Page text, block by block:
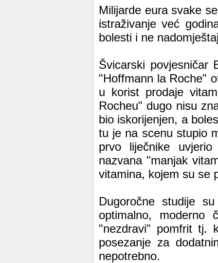
Milijarde eura svake
istraživanje već
bolesti i ne
Švicarski povjesničar
"Hoffmann la Roche"
u korist prodaje
Rocheu" dugo nisu
bio iskorijenjen, a
tu je na scenu stupio
prvo liječnike
nazvana "manjak
vitamina, kojem su se
Dugoročne studije
optimalno, moderno
"nezdravi" pomfrit tj.
posezanje za
nepotrebno.